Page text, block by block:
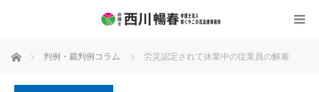
ホーム 判例・裁判例コラム 労災認定されて休業中の従業員の解雇